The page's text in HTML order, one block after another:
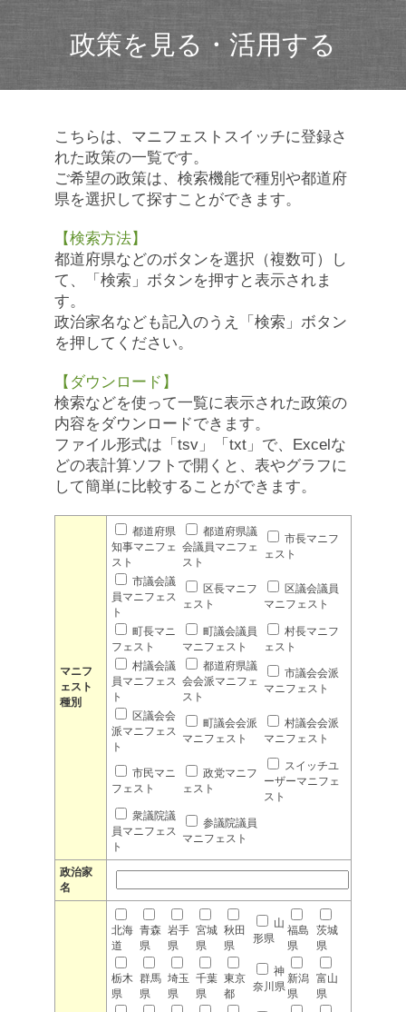
政策を見る・活用する
こちらは、マニフェストスイッチに登録さ
れた政策の一覧です。
ご希望の政策は、検索機能で種別や都道府
県を選択して探すことができます。
【検索方法】
都道府県などのボタンを選択（複数可）し
て、「検索」ボタンを押すと表示されま
す。
政治家名なども記入のうえ「検索」ボタン
を押してください。
【ダウンロード】
検索などを使って一覧に表示された政策の
内容をダウンロードできます。
ファイル形式は「tsv」「txt」で、Excelな
どの表計算ソフトで開くと、表やグラフに
して簡単に比較することができます。
マニフ
ェスト
種別
都道府県
知事マニフェ
スト
都道府県議
会議員マニフェ
スト
市長マニフ
ェスト
市議会議
員マニフェス
ト
区長マニフ
ェスト
区議会議員
マニフェスト
町長マニ
フェスト
町議会議員
マニフェスト
村長マニフ
ェスト
村議会議
員マニフェス
ト
都道府県議
会会派マニフェ
スト
市議会会派
マニフェスト
区議会会
派マニフェス
ト
町議会会派
マニフェスト
村議会会派
マニフェスト
市民マニ
フェスト
政党マニフ
ェスト
スイッチユ
ーザーマニフェ
スト
衆議院議
員マニフェス
ト
参議院議員
マニフェスト
政治家
名
北海
道
青森
県
岩手
県
宮城
県
秋田
県
山
形県
福島
県
茨城
県
栃木
県
群馬
県
埼玉
県
千葉
県
東京
都
神
奈川県
新潟
県
富山
県